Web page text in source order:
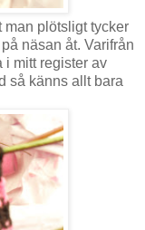
man plötsligt tycker
näsan åt. Varifrån
i mitt register av
så känns allt bara